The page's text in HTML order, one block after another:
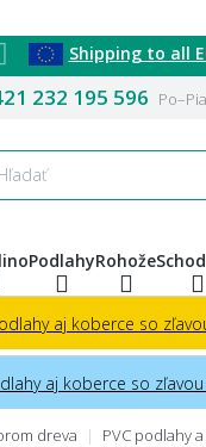
Shipping to all
232 195 596
PodlahyRohože
aj koberce so
aj koberce so zľavou
dreva PVC podlahy